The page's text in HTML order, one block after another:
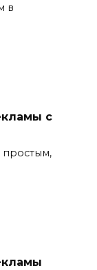
в
с
простым,